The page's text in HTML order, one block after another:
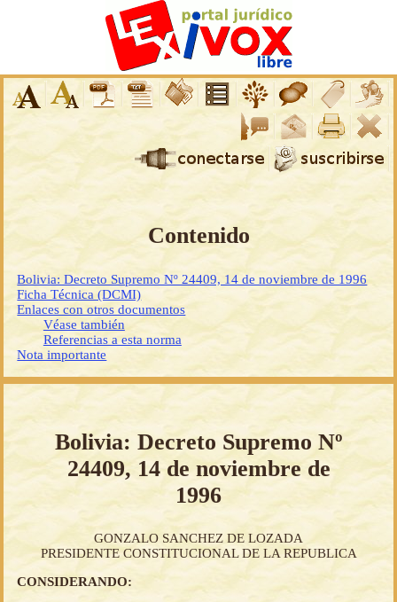
Contenido
Bolivia: Decreto Supremo Nº 24409, 14 de noviembre de 1996
Ficha Técnica (DCMI)
Enlaces con otros documentos
Véase también
Referencias a esta norma
Nota importante
Bolivia: Decreto Supremo Nº
24409, 14 de noviembre de
1996
GONZALO SANCHEZ DE LOZADA
PRESIDENTE CONSTITUCIONAL DE LA REPUBLICA
CONSIDERANDO: